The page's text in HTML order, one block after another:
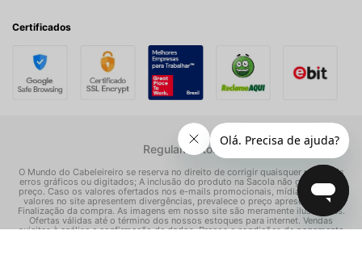
Certificados
Regulamentos
O Mundo do Cabeleireiro se reserva no direito de corrigir quaisquer possíveis
erros gráficos ou digitados; A inclusão do produto na Sacola não garante seu
preço. Caso os valores ofertados nos e-mails promocionais, mídias sociais e
valores no site apresentem divergências, prevalece o preço apresentado na
Finalização da compra. As imagens em nosso site são meramente ilustrativas.
Ofertas válidas até o término dos nossos estoques para internet. Vendas
sujeitas à análise e confirmação de dados. Preços e condições de pagamento